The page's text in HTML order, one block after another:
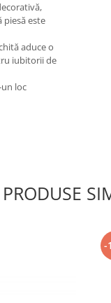
piesă este
aduce o
iubitorii de
loc
PRODUSE
-